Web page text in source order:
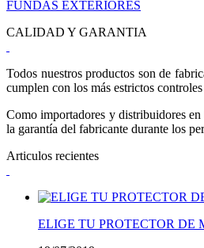
FUNDAS EXTERIORES
CALIDAD Y GARANTIA
Todos nuestros productos son de
cumplen con los más estrictos
Como importadores y distribuidores
la garantía del fabricante durante los
Articulos recientes
ELIGE TU PROTECTOR DE